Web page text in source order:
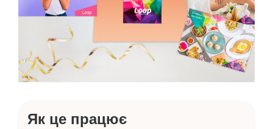
Як це працює